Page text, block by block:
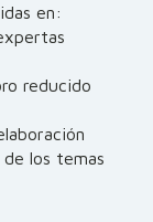
en:
reducido
los temas